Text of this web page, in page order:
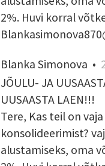
2%. Huvi korral
Blanka Simonova •
JÕULU- JA
UUSAASTA LAEN!!!
Tere, Kas teil on
konsolideerimist?
alustamiseks, oma